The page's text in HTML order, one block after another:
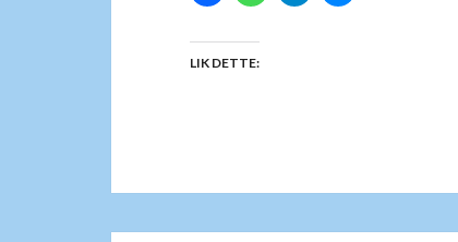
LIK DETTE: